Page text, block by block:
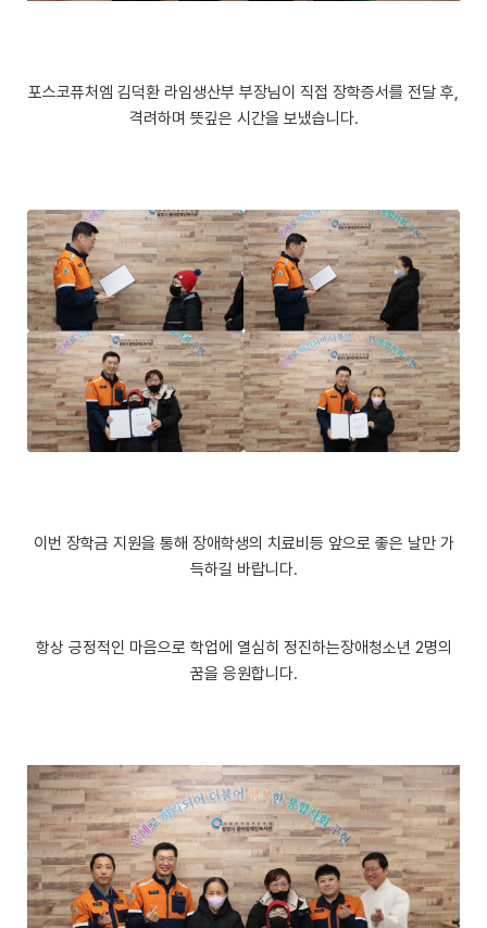
포스코퓨처엠 김덕환 라임생산부 부장님이 직접 장학증서를 전달 후,
격려하며 뜻깊은 시간을 보냈습니다.
이번 장학금 지원을 통해 장애학생의 치료비등 앞으로 좋은 날만 가
득하길 바랍니다.
항상 긍정적인 마음으로 학업에 열심히 정진하는장애청소년 2명의
꿈을 응원합니다.